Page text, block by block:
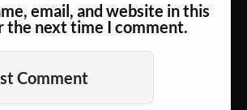
email, and website in this
the next time I comment.